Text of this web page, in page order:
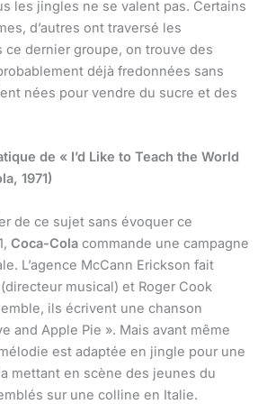
les jingles ne se valent pas. Certains
d’autres ont traversé les
ce dernier groupe, on trouve des
déjà fredonnées sans
nées pour vendre du sucre et des
de « I’d Like to Teach the World
1971)
de ce sujet sans évoquer ce
Coca-Cola commande une campagne
L’agence McCann Erickson fait
musical) et Roger Cook
ils écrivent une chanson
and Apple Pie ». Mais avant même
est adaptée en jingle pour une
mettant en scène des jeunes du
sur une colline en Italie.